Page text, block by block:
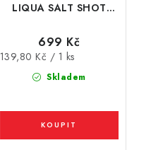
LIQUA SALT SHOT
/ 5mg
Skladem
699 Kč
Měrná
139,80 Kč / 1 ks